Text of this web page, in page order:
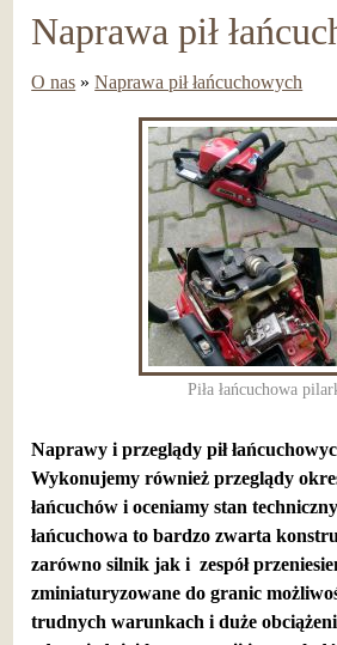
Naprawa pił
O nas »Naprawa pił łańcuchowych
Piła łańcuchowa
Naprawy i przeglądy pił
Wykonujemy również przeglądy
łańcuchów i oceniamy stan
łańcuchowa to bardzo zwarta
zarówno silnik jak i zespół
zminiaturyzowane do granic
trudnych warunkach i duże